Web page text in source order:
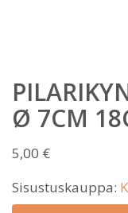
Ø 7CM
5,00 €
Sisustuskauppa: